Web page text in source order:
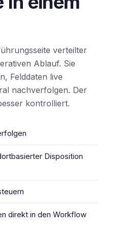
verteilter
Ablauf. Sie
Felddaten live
nachverfolgen. Der
kontrolliert.
Disposition
direkt in den Workflow